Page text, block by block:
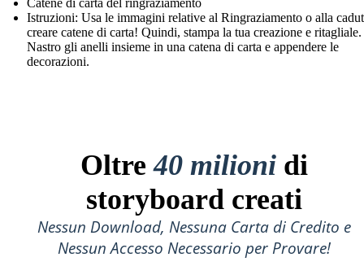
Catene di carta del ringraziamento
Istruzioni: Usa le immagini relative al Ringraziamento o alla
creare catene di carta! Quindi, stampa la tua creazione e ritagliale.
Nastro gli anelli insieme in una catena di carta e appendere le
decorazioni.
Oltre40 milioni di
storyboard creati
Nessun Download, Nessuna Carta di Credito e
Nessun Accesso Necessario per Provare!